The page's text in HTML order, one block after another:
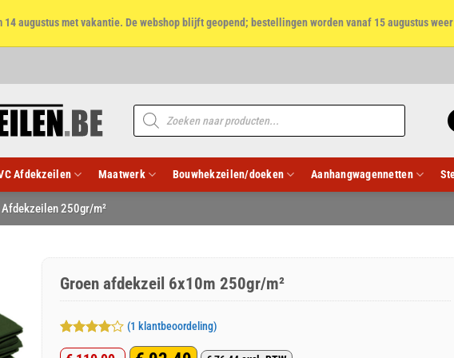
augustus met vakantie. De webshop blijft geopend; bestellingen worden vanaf 15 augustus
Producten
zoeken
Afdekzeilen Maatwerk Bouwhekzeilen/doeken Aanhangwagennetten
Afdekzeilen 250gr/m²
Groen afdekzeil 6x10m 250gr/m²
Gewaardeerd
1
(1 klantbeoordeling)